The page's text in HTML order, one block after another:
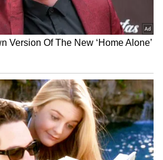
స్వర్ణయుగం అని చెప్పాలి. జ్యేష్ఠ
గౌరవం పెరుగుతాయి.
సహోద్యోగుల సపోర్టు
వ్యతిరేకంగా పనిచేసిన శత్రువులు
తమ లక్ష్యాలను చాలా